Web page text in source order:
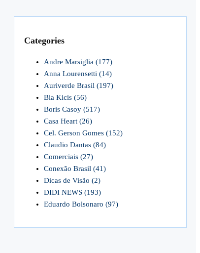
Categories
Andre Marsiglia(177)
Anna Lourensetti(14)
Auriverde Brasil(197)
Bia Kicis(56)
Boris Casoy(517)
Casa Heart(26)
Cel. Gerson Gomes(152)
Claudio Dantas(84)
Comerciais(27)
Conexão Brasil(41)
Dicas de Visão(2)
DIDI NEWS(193)
Eduardo Bolsonaro(97)